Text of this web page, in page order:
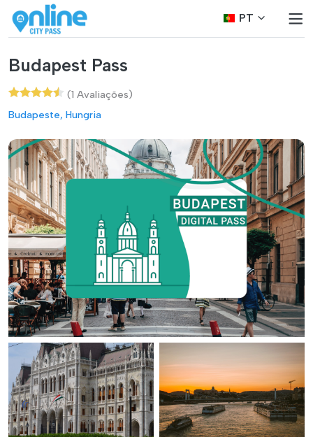
PT
Budapest Pass
(1 Avaliações)
Budapeste, Hungria